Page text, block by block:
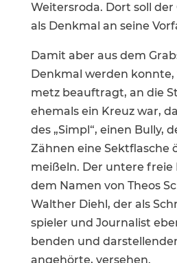
Weiters­roda. Dort soll
als Denkmal an seine
Damit aber aus dem
Denkmal werden
metz beauf­tragt, an die
ehemals ein Kreuz war,
des „Simpl“, einen Bully,
Zähnen eine Sektfla­sche
meißeln. Der untere
dem Namen von Theos
Walther Diehl, der als
spieler und Journa­list
benden und
angehörte, versehen.